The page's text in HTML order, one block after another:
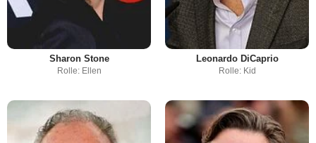
Sharon Stone
Rolle: Ellen
Leonardo DiCaprio
Rolle: Kid